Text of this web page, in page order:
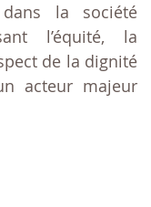
la société
l’équité, la
de la dignité
acteur majeur